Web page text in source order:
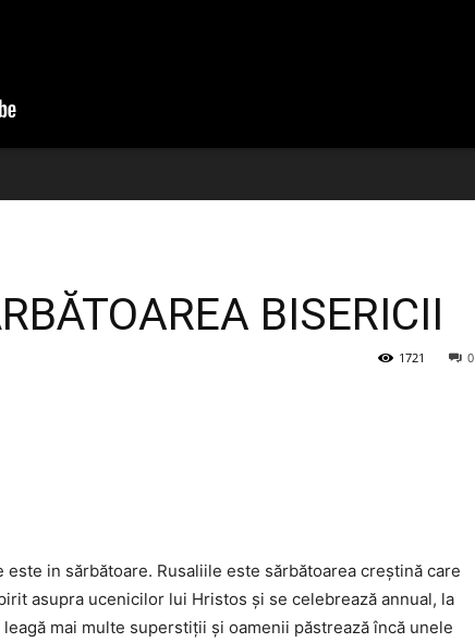
BISERICII
0
1721
in sărbătoare. Rusaliile este sărbătoarea creștină care
asupra ucenicilor lui Hristos și se celebrează annual, la
mai multe superstiţii şi oamenii păstrează încă unele